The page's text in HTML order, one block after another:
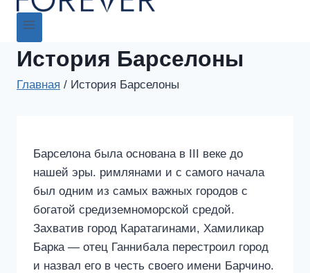
История Барселоны
Главная / История Барселоны
Барселона была основана в III веке до
нашей эры. римлянами и с самого начала
был одним из самых важных городов с
богатой средиземноморской средой.
Захватив город Каратагинами, Хамиликар
Барка — отец Ганнибала перестроил город
и назвал его в честь своего имени Барчино.